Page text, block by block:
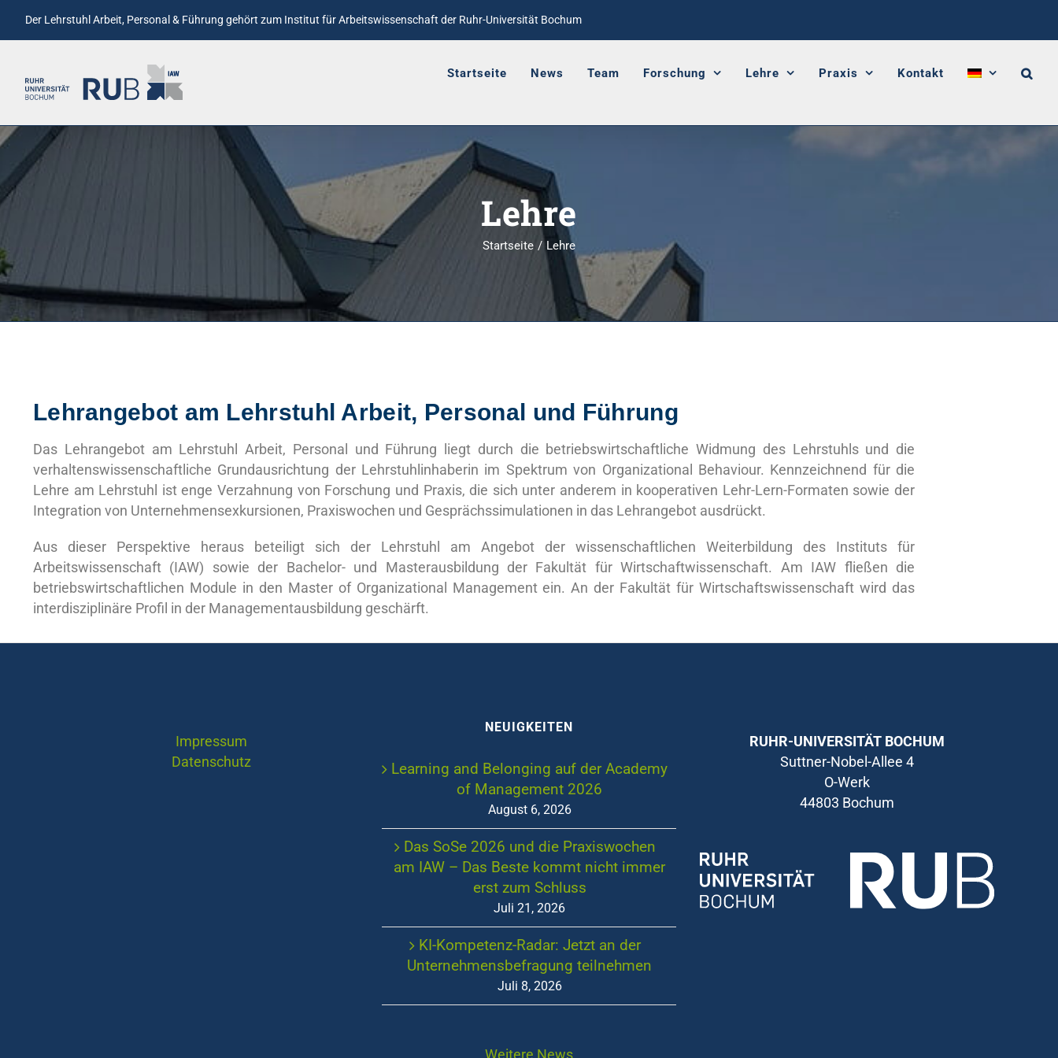
Der Lehrstuhl Arbeit, Personal & Führung gehört zum Institut für Arbeitswissenschaft der Ruhr-Universität Bochum
Startseite News Team Forschung Lehre Praxis Kontakt
Lehre
Startseite Lehre
Lehrangebot am Lehrstuhl Arbeit, Personal und Führung
Das Lehrangebot am Lehrstuhl Arbeit, Personal und Führung liegt durch die betriebswirtschaftliche Widmung des Lehrstuhls und die
verhaltenswissenschaftliche Grundausrichtung der Lehrstuhlinhaberin im Spektrum von Organizational Behaviour. Kennzeichnend für die
Lehre am Lehrstuhl ist enge Verzahnung von Forschung und Praxis, die sich unter anderem in kooperativen Lehr-Lern-Formaten sowie der
Integration von Unternehmensexkursionen, Praxiswochen und Gesprächssimulationen in das Lehrangebot ausdrückt.
Aus dieser Perspektive heraus beteiligt sich der Lehrstuhl am Angebot der wissenschaftlichen Weiterbildung des Instituts für
Arbeitswissenschaft (IAW) sowie der Bachelor- und Masterausbildung der Fakultät für Wirtschaftwissenschaft. Am IAW fließen die
betriebswirtschaftlichen Module in den Master of Organizational Management ein. An der Fakultät für Wirtschaftswissenschaft wird das
interdisziplinäre Profil in der Managementausbildung geschärft.
Impressum
Datenschutz
NEUIGKEITEN
Learning and Belonging auf der Academy
of Management 2026
August 6, 2026
Das SoSe 2026 und die Praxiswochen
am IAW – Das Beste kommt nicht immer
erst zum Schluss
Juli 21, 2026
KI-Kompetenz-Radar: Jetzt an der
Unternehmensbefragung teilnehmen
Juli 8, 2026
Weitere News
RUHR-UNIVERSITÄT BOCHUM
Suttner-Nobel-Allee 4
O-Werk
44803 Bochum